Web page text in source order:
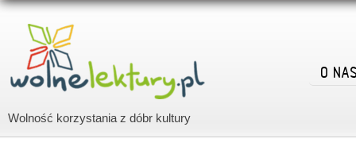
Wolność korzystania z dóbr kultury
O